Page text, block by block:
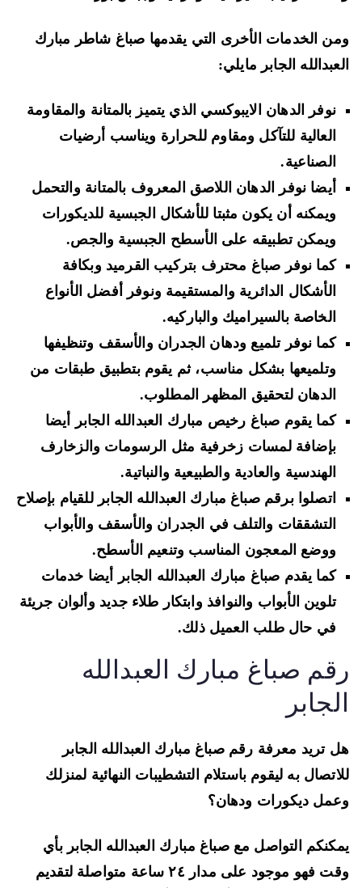
الخدمات الأخرى التي يقدمها صباغ شاطر مبارك
الجابر مايلي:
نوفر الدهان الايبوكسي الذي يتميز بالمتانة والمقاومة
العالية للتآكل ومقاوم للحرارة ويناسب أرضيات
الصناعية.
أيضا نوفر الدهان اللاصق المعروف بالمتانة والتحمل
ويمكنه أن يكون مثبتا للأشكال الجبسية للديكورات
ويمكن تطبيقه على الأسطح الجبسية والجص.
كما نوفر صباغ محترف بتركيب القرميد وبكافة
الأشكال الدائرية والمستقيمة ونوفر أفضل الأنواع
الخاصة بالسيراميك والباركيه.
كما نوفر تلميع ودهان الجدران والأسقف وتنظيفها
وتلميعها بشكل مناسب، ثم يقوم بتطبيق طبقات من
الدهان لتحقيق المظهر المطلوب.
كما يقوم صباغ رخيص مبارك العبدالله الجابر أيضا
بإضافة لمسات زخرفية مثل الرسومات والزخارف
الهندسية والعادية والطبيعية والنباتية.
اتصلوا برقم صباغ مبارك العبدالله الجابر للقيام بإصلاح
التشققات والتلف في الجدران والأسقف والأبواب
ووضع المعجون المناسب وتنعيم الأسطح.
كما يقدم صباغ مبارك العبدالله الجابر أيضا خدمات
تلوين الأبواب والنوافذ وابتكار طلاء جديد وألوان جريئة
في حال طلب العميل ذلك.
صباغ مبارك العبدالله
تريد معرفة رقم صباغ مبارك العبدالله الجابر
به ليقوم باستلام التشطيبات النهائية لمنزلك
ديكورات ودهان؟
التواصل مع صباغ مبارك العبدالله الجابر بأي
وقت فهو موجود على مدار ٢٤ ساعة متواصلة لتقديم